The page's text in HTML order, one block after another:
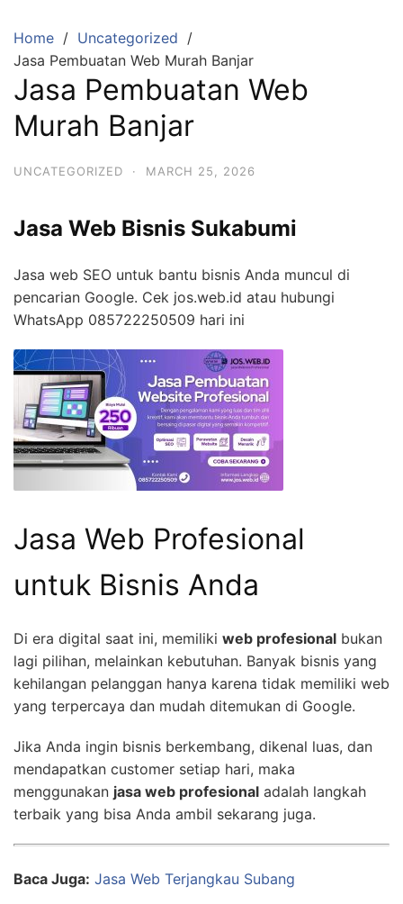
content
Home
Uncategorized
Jasa Pembuatan Web Murah Banjar
Jasa Pembuatan Web
Murah Banjar
UNCATEGORIZED · MARCH 25, 2026
Jasa Web Bisnis Sukabumi
Jasa web SEO untuk bantu bisnis Anda muncul di
pencarian Google. Cek jos.web.id atau hubungi
WhatsApp 085722250509 hari ini
Jasa Web Profesional
untuk Bisnis Anda
Di era digital saat ini, memiliki web profesional bukan
lagi pilihan, melainkan kebutuhan. Banyak bisnis yang
kehilangan pelanggan hanya karena tidak memiliki web
yang terpercaya dan mudah ditemukan di Google.
Jika Anda ingin bisnis berkembang, dikenal luas, dan
mendapatkan customer setiap hari, maka
menggunakan jasa web profesional adalah langkah
terbaik yang bisa Anda ambil sekarang juga.
Baca Juga: Jasa Web Terjangkau Subang